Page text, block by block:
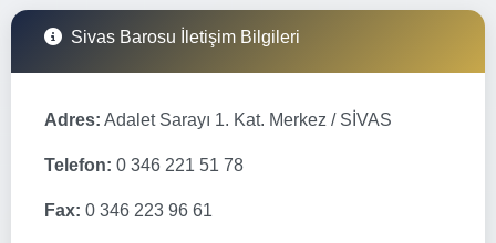
Sivas Barosu İletişim Bilgileri
Adres: Adalet Sarayı 1. Kat. Merkez / SİVAS
Telefon: 0 346 221 51 78
Fax: 0 346 223 96 61